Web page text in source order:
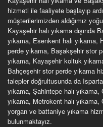
hizmeti ile faaliyete başlayıp
müşterilerimizden aldığımız
Kayaşehir halı yıkama dışında
yıkama, Esenkent halı yıkama,
perde yıkama, Başakşehir stor
yıkama, Kayaşehir koltuk
Bahçeşehir stor perde yıkama
talepler doğrultusunda da
yıkama, Şahintepe halı
yıkama, Metrokent halı
yorgan ve battaniye yıkama
bulunmaktayız.